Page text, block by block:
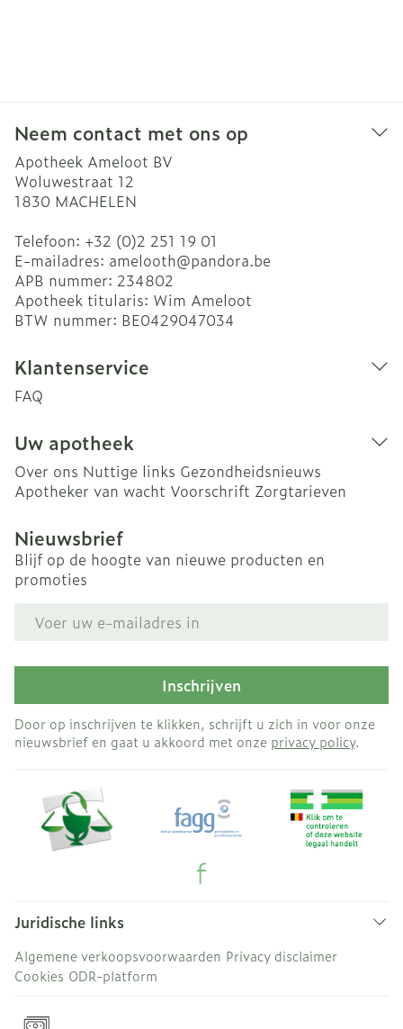
Neem contact met ons op
Apotheek Ameloot BV
Woluwestraat 12
1830 MACHELEN
Telefoon: +32 (0)2 251 19 01
E-mailadres: amelooth@pandora.be
APB nummer: 234802
Apotheek titularis: Wim Ameloot
BTW nummer: BE0429047034
Klantenservice
FAQ
Uw apotheek
Over ons Nuttige links Gezondheidsnieuws
Apotheker van wacht Voorschrift Zorgtarieven
Nieuwsbrief
Blijf op de hoogte van nieuwe producten en
promoties
Inschrijven
Door op inschrijven te klikken, schrijft u zich in voor onze
nieuwsbrief en gaat u akkoord met onze privacy policy.
Juridische links
Algemene verkoopsvoorwaarden Privacy disclaimer
Cookies ODR-platform